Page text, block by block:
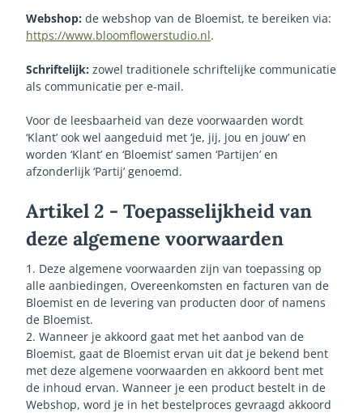
Webshop: de webshop van de Bloemist, te bereiken via:
https://www.bloomflowerstudio.nl.
Schriftelijk: zowel traditionele schriftelijke communicatie
als communicatie per e-mail.
Voor de leesbaarheid van deze voorwaarden wordt
‘Klant’ ook wel aangeduid met ‘je, jij, jou en jouw’ en
worden ‘Klant’ en ‘Bloemist’ samen ‘Partijen’ en
afzonderlijk ‘Partij’ genoemd.
Artikel 2 - Toepasselijkheid van
deze algemene voorwaarden
1. Deze algemene voorwaarden zijn van toepassing op
alle aanbiedingen, Overeenkomsten en facturen van de
Bloemist en de levering van producten door of namens
de Bloemist.
2. Wanneer je akkoord gaat met het aanbod van de
Bloemist, gaat de Bloemist ervan uit dat je bekend bent
met deze algemene voorwaarden en akkoord bent met
de inhoud ervan. Wanneer je een product bestelt in de
Webshop, word je in het bestelproces gevraagd akkoord